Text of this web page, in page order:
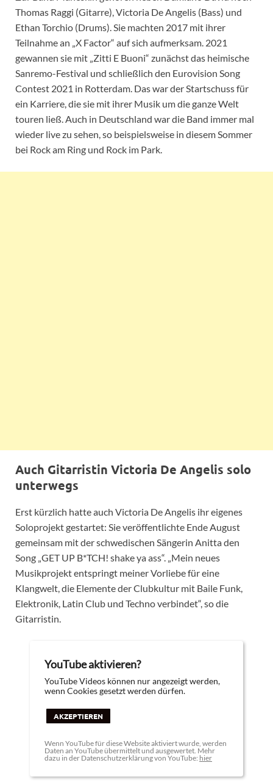
Thomas Raggi (Gitarre), Victoria De Angelis (Bass) und
Ethan Torchio (Drums). Sie machten 2017 mit ihrer
Teilnahme an „X Factor“ auf sich aufmerksam. 2021
gewannen sie mit „Zitti E Buoni“ zunächst das heimische
Sanremo-Festival und schließlich den Eurovision Song
Contest 2021 in Rotterdam. Das war der Startschuss für
ein Karriere, die sie mit ihrer Musik um die ganze Welt
touren ließ. Auch in Deutschland war die Band immer mal
wieder live zu sehen, so beispielsweise in diesem Sommer
bei Rock am Ring und Rock im Park.
Auch Gitarristin Victoria De Angelis solo
unterwegs
Erst kürzlich hatte auch Victoria De Angelis ihr eigenes
Soloprojekt gestartet: Sie veröffentlichte Ende August
gemeinsam mit der schwedischen Sängerin Anitta den
Song „GET UP B*TCH! shake ya ass“. „Mein neues
Musikprojekt entspringt meiner Vorliebe für eine
Klangwelt, die Elemente der Clubkultur mit Baile Funk,
Elektronik, Latin Club und Techno verbindet“, so die
Gitarristin.
YouTube aktivieren?
YouTube Videos können nur angezeigt werden,
wenn Cookies gesetzt werden dürfen.
AKZEPTIEREN
Wenn YouTube für diese Website aktiviert wurde, werden
Daten an YouTube übermittelt und ausgewertet. Mehr
dazu in der Datenschutzerklärung von YouTube: hier